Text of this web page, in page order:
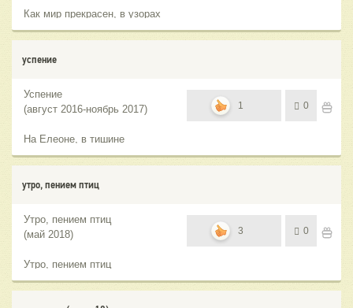
Как мир прекрасен, в узорах
своих
успение
Успение
(август 2016-ноябрь 2017)
На Елеоне, в тишине
1 0
утро, пением птиц
Утро, пением птиц
(май 2018)
Утро, пением птиц
3 0